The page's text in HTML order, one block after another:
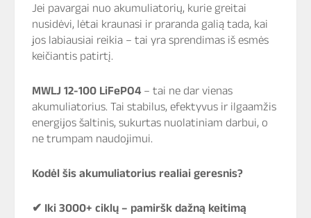
Jei pavargai nuo akumuliatorių, kurie greitai
nusidėvi, lėtai kraunasi ir praranda galią tada, kai
jos labiausiai reikia – tai yra sprendimas iš esmės
keičiantis patirtį.
MWLJ 12-100 LiFePO4 – tai ne dar vienas
akumuliatorius. Tai stabilus, efektyvus ir ilgaamžis
energijos šaltinis, sukurtas nuolatiniam darbui, o
ne trumpam naudojimui.
Kodėl šis akumuliatorius realiai geresnis?
✔ Iki 3000+ ciklų – pamiršk dažną keitimą